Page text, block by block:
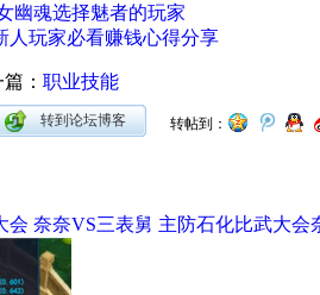
幽魂选择魅者的玩家
人玩家必看赚钱心得分享
篇： 职业技能
转到论坛博客 转帖到：
比武大会